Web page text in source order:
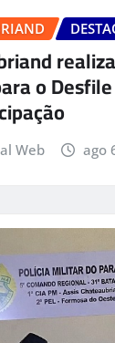
o
Web ago